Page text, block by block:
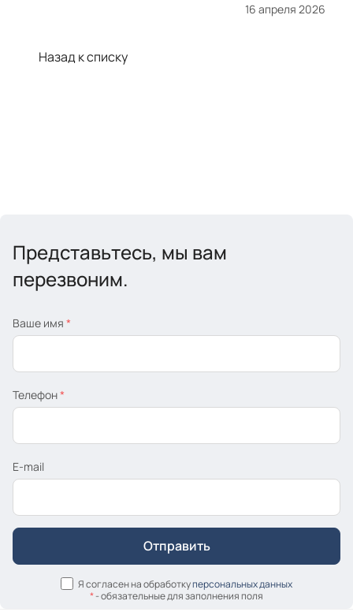
16 апреля 2026
Назад к списку
Представьтесь, мы вам
перезвоним.
Ваше имя *
Телефон*
E-mail
Я согласен на обработкуперсональных данных
*- обязательные для заполнения поля